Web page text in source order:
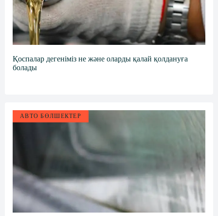
i
Қоспалар дегеніміз не және оларды қалай қолдануға
болады
АВТО БӨЛШЕКТЕР